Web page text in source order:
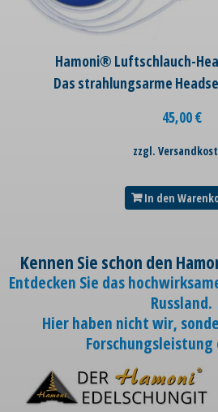
Hamoni® Luftschlauch-
Das strahlungsarme
45,00€
zzgl.
In den
Kennen Sie schon den
Entdecken Sie das
Russland.
Hier haben nicht wir,